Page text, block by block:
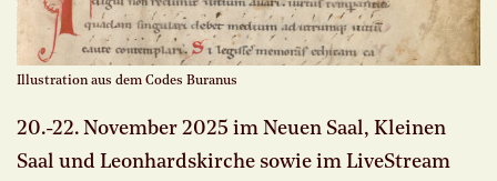
Illustration aus dem Codes Buranus
20.-22. November 2025 im Neuen Saal, Kleinen
Saal und Leonhardskirche sowie im LiveStream